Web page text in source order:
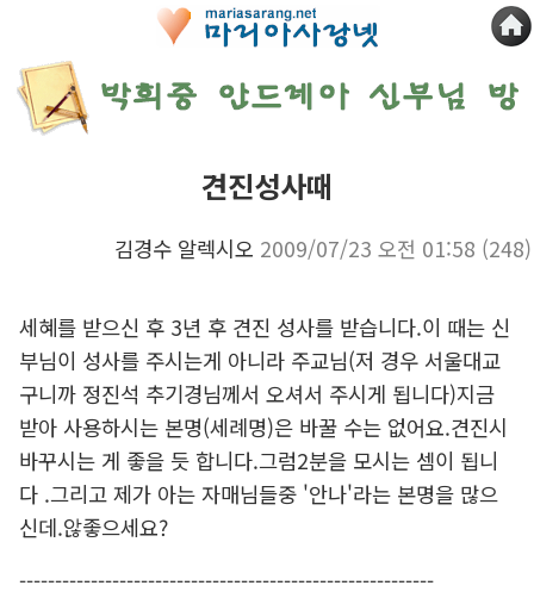
견진성사때
김경수 알렉시오 2009/07/23 오전 01:58 (248)
세혜를 받으신 후 3년 후 견진 성사를 받습니다.이 때는 신
부님이 성사를 주시는게 아니라 주교님(저 경우 서울대교
구니까 정진석 추기경님께서 오셔서 주시게 됩니다)지금
받아 사용하시는 본명(세례명)은 바꿀 수는 없어요.견진시
바꾸시는 게 좋을 듯 합니다.그럼2분을 모시는 셈이 됩니
다 .그리고 제가 아는 자매님들중 '안나'라는 본명을 많으
신데.않좋으세요?
----------------------------------------------------------